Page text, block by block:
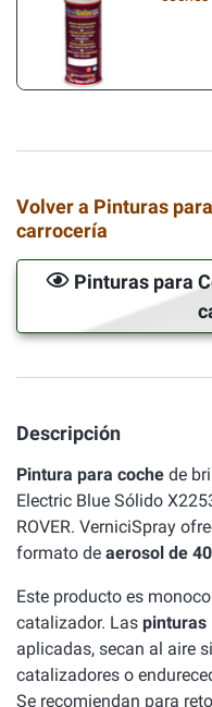
Volver a Pinturas
carrocería
Pinturas para
Descripción
Pintura para coche de
Electric Blue Sólido
ROVER. VerniciSpray
formato de aerosol de
Este producto es
catalizador. Las pinturas
aplicadas, secan al aire
catalizadores o
Se recomiendan para